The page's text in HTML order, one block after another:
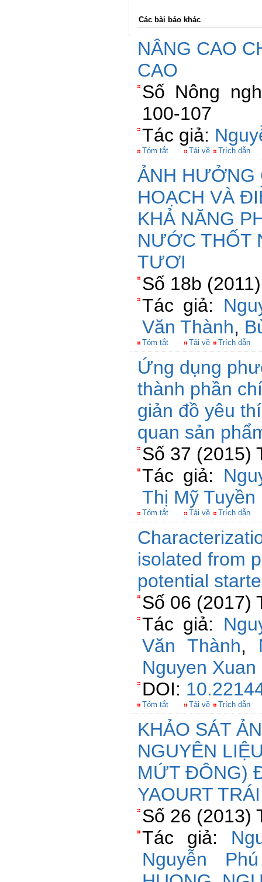
Các bài báo khác
NÂNG CAO
CAO
Số Nông
100-107
Tác giả:
Tóm tắt Tải về Trích dẫn
ẢNH HƯỞNG
HOẠCH VÀ
KHẢ NĂNG
NƯỚC THỐT
TƯƠI
Số 18b
Tác giả:
Văn Thành,
Tóm tắt Tải về Trích dẫn
Ứng dụng
thành phần
giản đồ yêu
quan sản
Số 37 (2015)
Tác giả:
Thị Mỹ Tuyền
Tóm tắt Tải về Trích dẫn
isolated from
potential
Số 06 (2017)
Tác giả:
Văn Thành,
Nguyen Xuan
DOI:
Tóm tắt Tải về Trích dẫn
KHẢO SÁT
NGUYÊN
MỨT ĐÔNG)
YAOURT
Số 26 (2013)
Tác giả:
Nguyễn